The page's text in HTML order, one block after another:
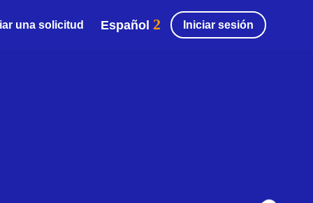
una solicitud Español Iniciar sesión